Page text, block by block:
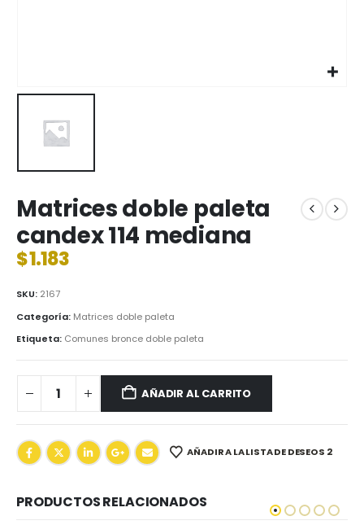
Matrices doble paleta
candex 114 mediana
$1.183
SKU: 2167
Categoría: Matrices doble paleta
Etiqueta: Comunes bronce doble paleta
AÑADIR AL CARRITO
AÑADIR A LA LISTA DE DESEOS 2
PRODUCTOS RELACIONADOS